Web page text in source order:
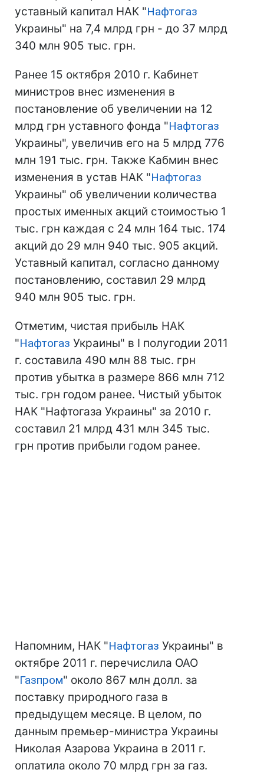
уставный капитал НАК "Нафтогаз
Украины" на 7,4 млрд грн - до 37 млрд
340 млн 905 тыс. грн.
Ранее 15 октября 2010 г. Кабинет
министров внес изменения в
постановление об увеличении на 12
млрд грн уставного фонда "Нафтогаз
Украины", увеличив его на 5 млрд 776
млн 191 тыс. грн. Также Кабмин внес
изменения в устав НАК "Нафтогаз
Украины" об увеличении количества
простых именных акций стоимостью 1
тыс. грн каждая с 24 млн 164 тыс. 174
акций до 29 млн 940 тыс. 905 акций.
Уставный капитал, согласно данному
постановлению, составил 29 млрд
940 млн 905 тыс. грн.
Отметим, чистая прибыль НАК
"Нафтогаз Украины" в I полугодии 2011
г. составила 490 млн 88 тыс. грн
против убытка в размере 866 млн 712
тыс. грн годом ранее. Чистый убыток
НАК "Нафтогаза Украины" за 2010 г.
составил 21 млрд 431 млн 345 тыс.
грн против прибыли годом ранее.
Напомним, НАК "Нафтогаз Украины" в
октябре 2011 г. перечислила ОАО
"Газпром" около 867 млн долл. за
поставку природного газа в
предыдущем месяце. В целом, по
данным премьер-министра Украины
Николая Азарова Украина в 2011 г.
оплатила около 70 млрд грн за газ.